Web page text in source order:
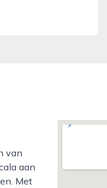
aan
Met